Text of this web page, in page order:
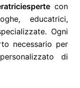
espertecon
educatrici,
Ogni
necessario per
di